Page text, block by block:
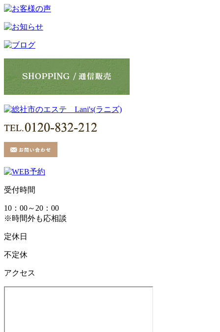
受付時間
10：00～20：00
※時間外も応相談
定休日
不定休
アクセス